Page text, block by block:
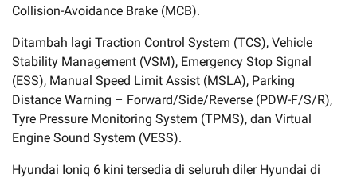
Collision-Avoidance Brake (MCB).
Ditambah lagi Traction Control System (TCS), Vehicle
Stability Management (VSM), Emergency Stop Signal
(ESS), Manual Speed Limit Assist (MSLA), Parking
Distance Warning – Forward/Side/Reverse (PDW-F/S/R),
Tyre Pressure Monitoring System (TPMS), dan Virtual
Engine Sound System (VESS).
Hyundai Ioniq 6 kini tersedia di seluruh diler Hyundai di